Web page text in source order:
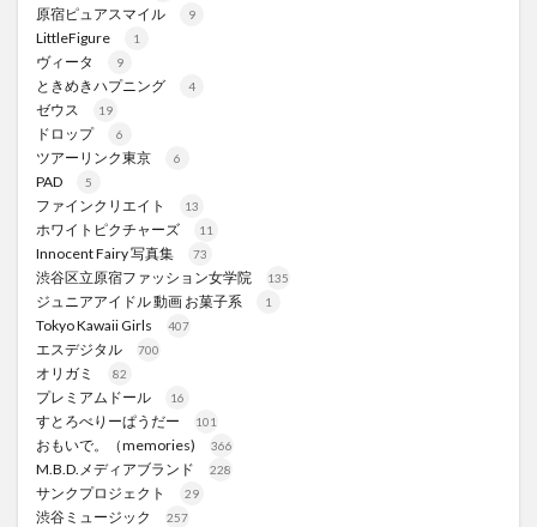
原宿ピュアスマイル 9
LittleFigure 1
ヴィータ 9
ときめきハプニング 4
ゼウス 19
ドロップ 6
ツアーリンク東京 6
PAD 5
ファインクリエイト 13
ホワイトピクチャーズ 11
Innocent Fairy 写真集 73
渋谷区立原宿ファッション女学院 135
ジュニアアイドル 動画 お菓子系 1
Tokyo Kawaii Girls 407
エスデジタル 700
オリガミ 82
プレミアムドール 16
すとろべりーぱうだー 101
おもいで。（memories) 366
M.B.D.メディアブランド 228
サンクプロジェクト 29
渋谷ミュージック 257